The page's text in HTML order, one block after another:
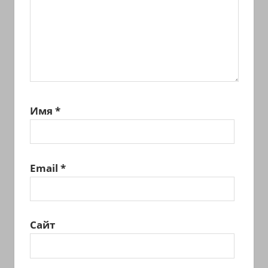
Имя *
Email *
Сайт